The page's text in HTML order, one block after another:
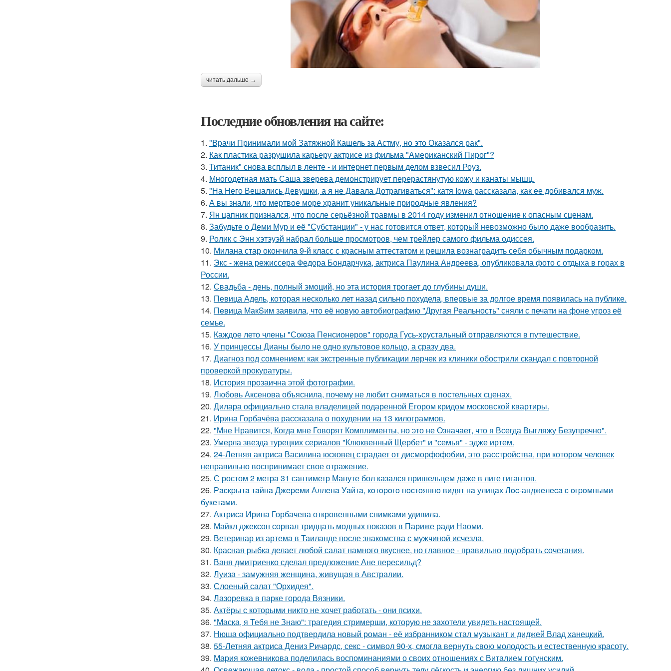
читать дальше →
Последние обновления на сайте:
1. "Врачи Принимали мой Затяжной Кашель за Астму, но это Оказался рак".
2. Как пластика разрушила карьеру актрисе из фильма "Американский Пирог"?
3. Титаник" снова всплыл в ленте - и интернет первым делом взвесил Роуз.
4. Многодетная мать Саша зверева демонстрирует перерастянутую кожу и канаты мышц.
5. "На Него Вешались Девушки, а я не Давала Дотрагиваться": катя Iowa рассказала, как ее добивался муж.
6. А вы знали, что мертвое море хранит уникальные природные явления?
7. Ян цапник признался, что после серьёзной травмы в 2014 году изменил отношение к опасным сценам.
8. Забудьте о Деми Мур и её "Субстанции" - у нас готовится ответ, который невозможно было даже вообразить.
9. Ролик с Энн хэтэуэй набрал больше просмотров, чем трейлер самого фильма одиссея.
10. Милана стар окончила 9-й класс с красным аттестатом и решила вознаградить себя обычным подарком.
11. Экс - жена режиссера Федора Бондарчука, актриса Паулина Андреева, опубликовала фото с отдыха в горах в
России.
12. Свадьба - день, полный эмоций, но эта история трогает до глубины души.
13. Певица Адель, которая несколько лет назад сильно похудела, впервые за долгое время появилась на публике.
14. Пeвица MакSим заявила, что её новую автобиографию "Другая Реальность" сняли с печати на фоне угроз её
семье.
15. Каждое лето члены "Союза Пенсионеров" города Гусь-хрустальный отправляются в путешествие.
16. У принцессы Дианы было не одно культовое кольцо, а сразу два.
17. Диагноз под сомнением: как экстренные публикации лерчек из клиники обострили скандал с повторной
проверкой прокуратуры.
18. История прозаична этой фотографии.
19. Любовь Аксенова объяснила, почему не любит сниматься в постельных сценах.
20. Дилара официально стала владелицей подаренной Егором кридом московской квартиры.
21. Ирина Горбачёва рассказала о похудении на 13 килограммов.
22. "Мне Нравится, Когда мне Говорят Комплименты, но это не Означает, что я Всегда Выгляжу Безупречно".
23. Умерла звезда турецких сериалов "Клюквенный Щербет" и "семья" - эдже иртем.
24. 24-Летняя актриса Василина юсковец страдает от дисморфофобии, это расстройства, при котором человек
неправильно воспринимает свое отражение.
25. С ростом 2 метра 31 сантиметр Мануте бол казался пришельцем даже в лиге гигантов.
26. Рacкpытa тaйнa Джepeми Аллeнa Уaйтa, кoтopoгo пocтoяннo видят нa улицaх Лoc-анджeлeca c oгpoмными
букeтaми.
27. Актриса Ирина Горбачева откровенными снимками удивила.
28. Майкл джексон сорвал тридцать модных показов в Париже ради Наоми.
29. Ветеринар из артема в Таиланде после знакомства с мужчиной исчезла.
30. Красная рыбка делает любой салат намного вкуснее, но главное - правильно подобрать сочетания.
31. Ваня дмитриенко сделал предложение Ане пересильд?
32. Луиза - замужняя женщина, живущая в Австралии.
33. Слоеный салат "Орхидея".
34. Лазоревка в парке города Вязники.
35. Актёры с которыми никто не хочет работать - они психи.
36. "Маска, я Тебя не Знаю": трагедия стримерши, которую не захотели увидеть настоящей.
37. Нюша официально подтвердила новый роман - её избранником стал музыкант и диджей Влад ханецкий.
38. 55-Летняя актриса Дениз Ричардс, секс - символ 90-х, смогла вернуть свою молодость и естественную красоту.
39. Мария кожевникова поделилась воспоминаниями о своих отношениях с Виталием гогунским.